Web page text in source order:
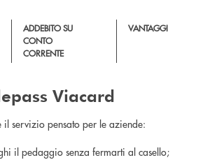
ADDEBITO SU
CONTO
CORRENTE
VANTAGGI
Viacard
il servizio pensato per le aziende:
il pedaggio senza fermarti al casello;